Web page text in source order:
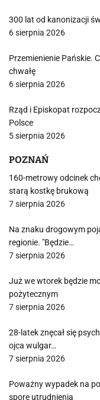
300 lat od kanonizacji
6 sierpnia 2026
Przemienienie Pańskie.
chwałę
6 sierpnia 2026
Rząd i Episkopat
Polsce
5 sierpnia 2026
POZNAŃ
160-metrowy odcinek
starą kostkę brukową
7 sierpnia 2026
Na znaku drogowym
regionie. "Będzie…
7 sierpnia 2026
Już we wtorek będzie
pożytecznym
7 sierpnia 2026
28-latek znęcał się
ojca wulgar…
7 sierpnia 2026
Poważny wypadek na
spore utrudnienia